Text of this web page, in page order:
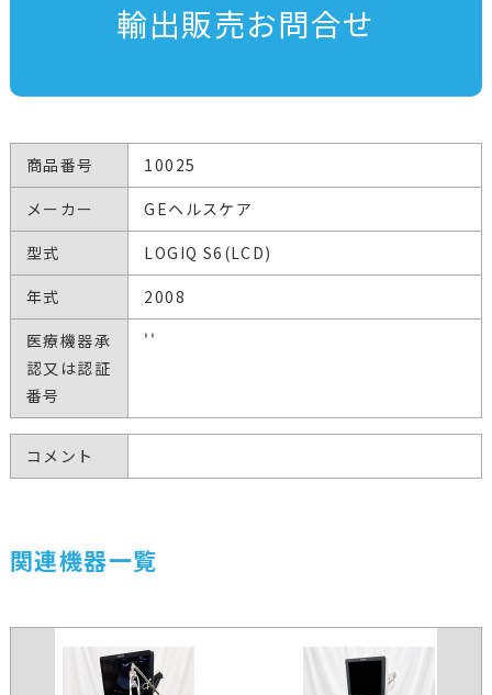
輸出販売お問合せ
商品番号
10025
メーカー
GEヘルスケア
型式
LOGIQ S6(LCD)
年式
2008
医療機器承
認又は認証
番号
''
コメント
関連機器一覧